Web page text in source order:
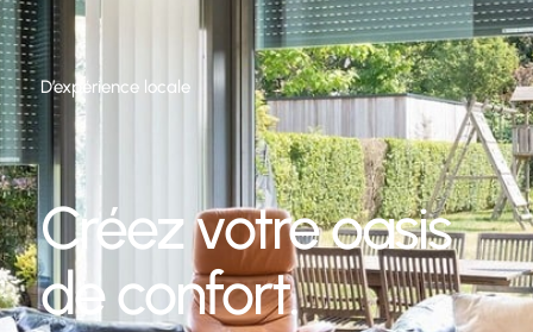
D’expérience locale
Créez votre oasis
de confort.